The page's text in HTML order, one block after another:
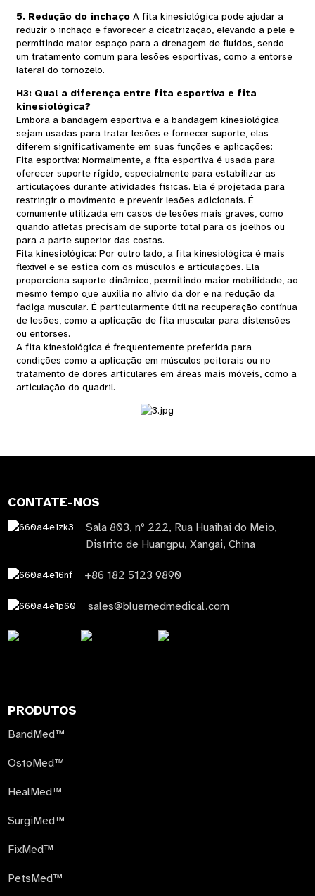
5. Redução do inchaçoA fita kinesiológica pode ajudar a
reduzir o inchaço e favorecer a cicatrização, elevando a pele e
permitindo maior espaço para a drenagem de fluidos, sendo
um tratamento comum para lesões esportivas, como a entorse
lateral do tornozelo.
H3: Qual a diferença entre fita esportiva e fita
kinesiológica?
Embora a bandagem esportiva e a bandagem kinesiológica
sejam usadas para tratar lesões e fornecer suporte, elas
diferem significativamente em suas funções e aplicações:
Fita esportiva: Normalmente, a fita esportiva é usada para
oferecer suporte rígido, especialmente para estabilizar as
articulações durante atividades físicas. Ela é projetada para
restringir o movimento e prevenir lesões adicionais. É
comumente utilizada em casos de lesões mais graves, como
quando atletas precisam de suporte total para os joelhos ou
para a parte superior das costas.
Fita kinesiológica: Por outro lado, a fita kinesiológica é mais
flexível e se estica com os músculos e articulações. Ela
proporciona suporte dinâmico, permitindo maior mobilidade, ao
mesmo tempo que auxilia no alívio da dor e na redução da
fadiga muscular. É particularmente útil na recuperação contínua
de lesões, como a aplicação de fita muscular para distensões
ou entorses.
A fita kinesiológica é frequentemente preferida para
condições como a aplicação em músculos peitorais ou no
tratamento de dores articulares em áreas mais móveis, como a
articulação do quadril.
CONTATE-NOS
Sala 803, nº 222, Rua Huaihai do Meio,
Distrito de Huangpu, Xangai, China
+86 182 5123 9890
sales@bluemedmedical.com
PRODUTOS
BandMed™
OstoMed™
HealMed™
SurgiMed™
FixMed™
PetsMed™